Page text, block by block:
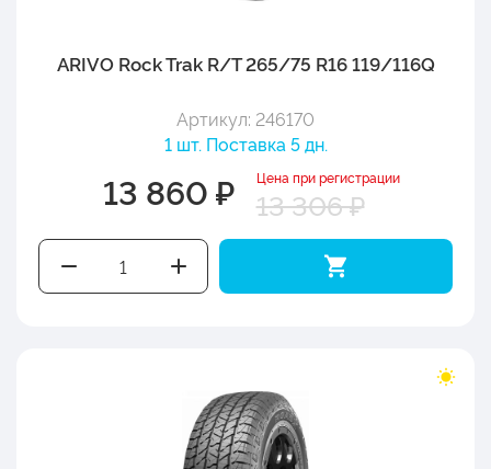
ARIVO Rock Trak R/T 265/75 R16 119/116Q
Артикул: 246170
1 шт. Поставка 5 дн.
13 860 ₽ Цена при регистрации
13 306 ₽